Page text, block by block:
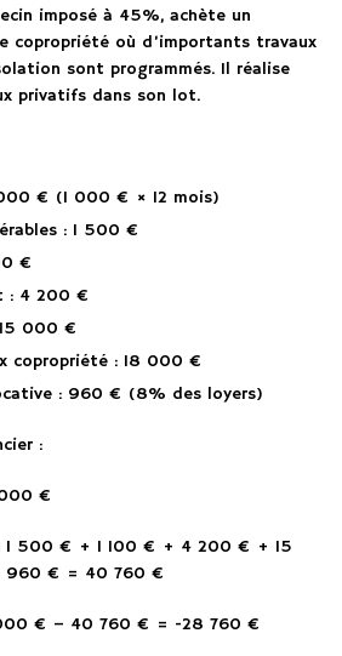
imposé à 45%, achète un
copropriété où d’importants travaux
sont programmés. Il réalise
privatifs dans son lot.
€ (1 000 € × 12 mois)
: 1 500 €
€
: 4 200 €
000 €
copropriété : 18 000 €
: 960 € (8% des loyers)
:
000 €
1 500 € + 1 100 € + 4 200 € + 15
€ = 40 760 €
€ – 40 760 € = -28 760 €